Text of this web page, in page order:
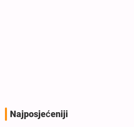
Najposjećeniji